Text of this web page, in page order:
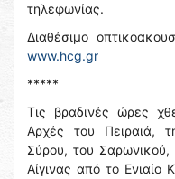
τηλεφωνίας.
Διαθέσιμο
www.hcg.gr
*****
Τις βραδινές ώρες
Αρχές του Πειραιά,
Σύρου, του Σαρωνικού,
Αίγινας από το Ενιαίο